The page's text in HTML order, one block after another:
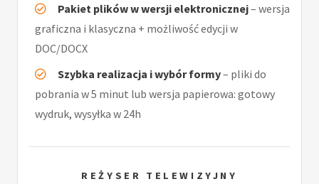
Pakiet plików w wersji elektronicznej– wersja
graficzna i klasyczna + możliwość edycji w
DOC/DOCX
Szybka realizacja i wybór formy– pliki do
pobrania w 5 minut lub wersja papierowa: gotowy
wydruk, wysyłka w 24h
REŻYSER TELEWIZYJNY